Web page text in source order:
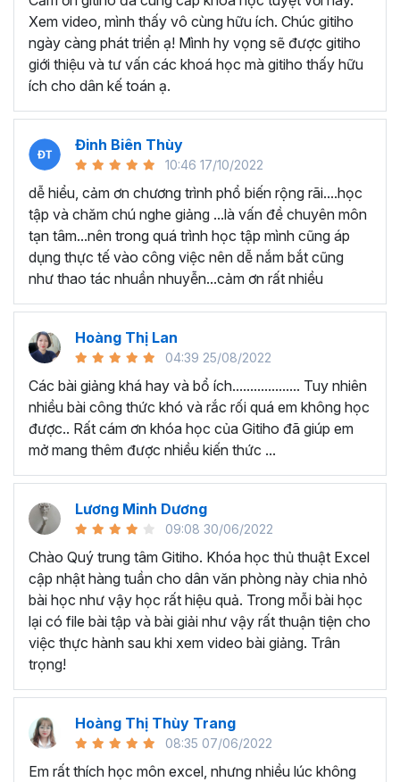
Học nhanh nhưng nhớ lâu bởi luôn có các bài tập
thực hành kèm với lý thuyết.
Các video bài giảng được xây dựng dựa trên các
chủ đề cụ thể, đồng thời chú trọng tối đa đến tính
ứng dụng cao. Đặc biệt, bộ videocác thủ thuật
khác, phù hợp với tất cả mọi đối tượng muốn tỏa
sáng nơi công sở với thủ thuật Excel nâng cao thông
minh và tạo kết quả bất ngờ trong công việc.
Bạn sẽ tự tin xử lý được mọi việc trên các công cụ
Excel một cách chuyên nghiệp giúp đẩy nhân được
tiến độ công việc, nâng cao hiệu suất làm việc lên
tới 5 lần.
Đặc biệt khiđăng ký khóa học EXG02học viên sẽ có cơ
hội nhận ưu đãi sở hữu trọn đời chỉ với
tác đăng ký khá đơn giản, bạn chỉ cần nhấn vào ĐĂNG
KÝ HỌC NGAY khóa học EXG08 trên gitiho.com là xong.
Nếu có bất cứ thắc mắc nào liên quan đến tớikhóa học
EXG02 - Thủ thuật Excel cập nhật hàng tuầnbạn hãy
để kết nối cho Gitiho qua hotline 0774 116 285 để được
tư vấn chi tiết nhé.
Nội dung bài giảng trong khóa
học thủ thuật trên Excel của
Gitiho?
Khóa học Thủ thuật Excel cập nhật các mẹo Excel văn
phòng hàng tuần, bạn có thể được update những nội
dung mới nhất về tin học văn phòng như sau:
Định dạng nhanh bằng công cụFormat Paintervà
toán, các thủ thuật excel tính tổng, đặt tên nhanh
cho bảng tính, hiển thị công thức trong ô, tạo ghi
chú và cố định dòng - cột.
Xem video, mình thấy vô cùng hữu ích. Chúc gitiho
ngày càng phát triển ạ! Mình hy vọng sẽ được gitiho
giới thiệu và tư vấn các khoá học mà gitiho thấy hữu
ích cho dân kế toán ạ.
Đinh Biên Thùy
10:46 17/10/2022
dễ hiểu, cảm ơn chương trình phổ biến rộng rãi....học
tập và chăm chú nghe giảng ...là vấn đề chuyên môn
tạn tâm...nên trong quá trình học tập mình cũng áp
dụng thực tế vào công việc nên dễ nắm bắt cũng
như thao tác nhuần nhuyễn...cảm ơn rất nhiều
Hoàng Thị Lan
04:39 25/08/2022
Các bài giảng khá hay và bổ ích................... Tuy nhiên
nhiều bài công thức khó và rắc rối quá em không học
được.. Rất cám ơn khóa học của Gitiho đã giúp em
mở mang thêm được nhiều kiến thức ...
Lương Minh Dương
09:08 30/06/2022
Chào Quý trung tâm Gitiho. Khóa học thủ thuật Excel
cập nhật hàng tuần cho dân văn phòng này chia nhỏ
bài học như vậy học rất hiệu quả. Trong mỗi bài học
lại có file bài tập và bài giải như vậy rất thuận tiện cho
việc thực hành sau khi xem video bài giảng. Trân
trọng!
Hoàng Thị Thùy Trang
08:35 07/06/2022
Em rất thích học môn excel, nhưng nhiều lúc không